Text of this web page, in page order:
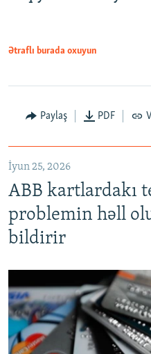
Auto 240p
720p
Ətraflı burada oxuyun
Paylaş PDF
İyun 25, 2026
ABB kartlardakı
problemin həll
bildirir